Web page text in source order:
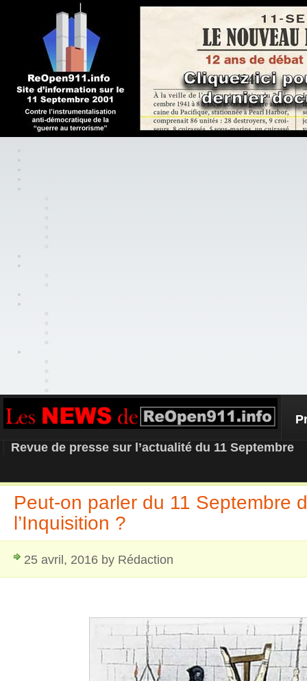
REOPEN911 – NEWS
Revue de presse sur l’actualité du 11 Septembre
Peut-on parler du 11 Septembre
l’Inquisition ?
25 avril, 2016 by Rédaction